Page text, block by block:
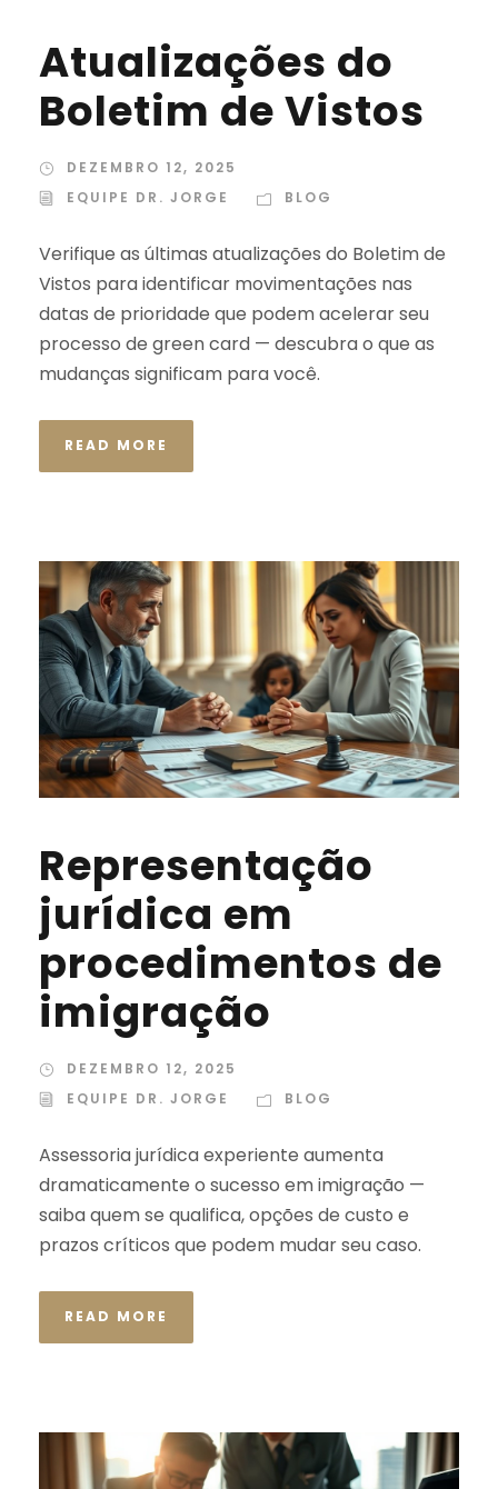
Atualizações do
Boletim de Vistos
DEZEMBRO 12, 2025
EQUIPE DR. JORGE
BLOG
Verifique as últimas atualizações do Boletim de
Vistos para identificar movimentações nas
datas de prioridade que podem acelerar seu
processo de green card — descubra o que as
mudanças significam para você.
READ MORE
Representação
jurídica em
procedimentos de
imigração
DEZEMBRO 12, 2025
EQUIPE DR. JORGE
BLOG
Assessoria jurídica experiente aumenta
dramaticamente o sucesso em imigração —
saiba quem se qualifica, opções de custo e
prazos críticos que podem mudar seu caso.
READ MORE